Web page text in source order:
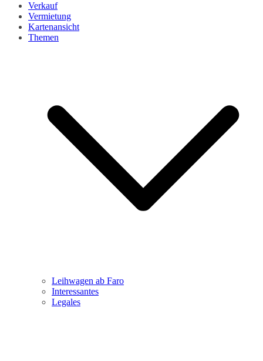
Verkauf
Vermietung
Kartenansicht
Themen
Leihwagen ab Faro
Interessantes
Legales